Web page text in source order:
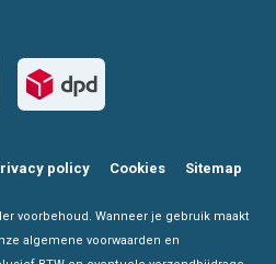
policy Cookies Sitemap
voorbehoud. Wanneer je gebruik maakt
algemene voorwaarden en